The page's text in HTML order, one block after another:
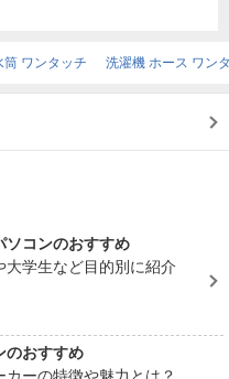
筒 ワンタッチ 洗濯機 ホース ワン
ソコンのおすすめ
大学生など目的別に紹介
のおすすめ
カーの特徴や魅力とは？